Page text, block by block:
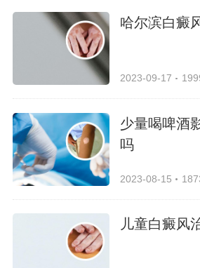
哈尔滨白癜
2023-09-17
少量喝啤酒
吗
2023-08-15
儿童白癜风